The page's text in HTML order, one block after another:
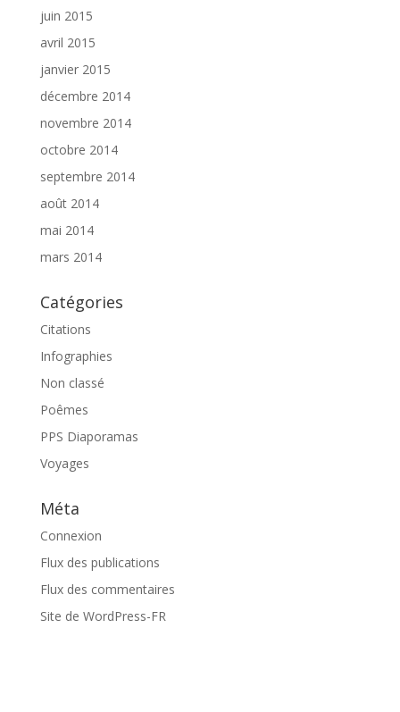
juin 2015
avril 2015
janvier 2015
décembre 2014
novembre 2014
octobre 2014
septembre 2014
août 2014
mai 2014
mars 2014
Catégories
Citations
Infographies
Non classé
Poêmes
PPS Diaporamas
Voyages
Méta
Connexion
Flux des publications
Flux des commentaires
Site de WordPress-FR